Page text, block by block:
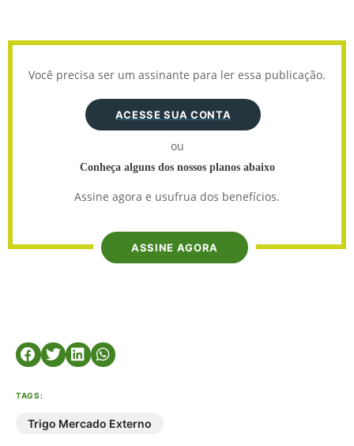
Você precisa ser um assinante para ler essa publicação.
ACESSE SUA CONTA
ou
Conheça alguns dos nossos planos abaixo
Assine agora e usufrua dos benefícios.
ASSINE AGORA
TAGS:
Trigo Mercado Externo